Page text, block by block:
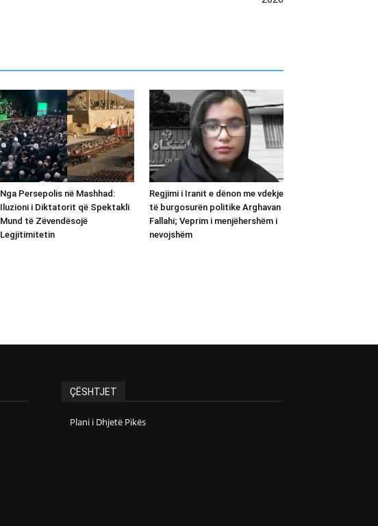
Nga Persepolis në Mashhad:
Iluzioni i Diktatorit që Spektakli
Mund të Zëvendësojë
Legjitimitetin
Regjimi i Iranit e dënon me vdekje
të burgosurën politike Arghavan
Fallahi; Veprim i menjëhershëm i
nevojshëm
ÇËSHTJET
Plani i Dhjetë Pikës